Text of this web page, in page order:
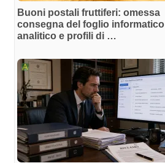
Buoni postali fruttiferi: omessa
consegna del foglio informatico
analitico e profili di …